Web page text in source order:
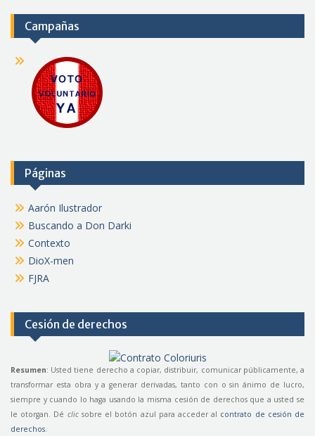
Campañas
Páginas
Aarón Ilustrador
Buscando a Don Darki
Contexto
DioX-men
FJRA
Cesión de derechos
Resumen: Usted tiene derecho a copiar, distribuir, comunicar públicamente, a
transformar esta obra y a generar derivadas, tanto con o sin ánimo de lucro,
siempre y cuando lo haga usando la misma cesión de derechos que a usted se
le otorgan. Dé clicsobre el botón azul para acceder al contrato de cesión de
derechos